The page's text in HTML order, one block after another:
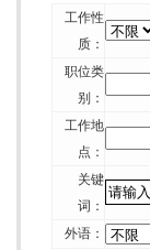
爱问什么样的面试
的7条建议
厦门猎头维尔
掉” 猎头
厦门猎头维尔
招聘经验谈
厦门猎头维尔
别人的第一印象
工作性
质：
职位类
别：
工作地
点：
关键
词：
外语：